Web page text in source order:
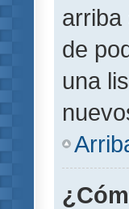
arriba
de
una